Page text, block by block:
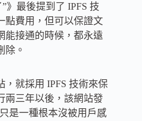
》最後提到了 IPFS 技
點費用，但可以保證文
能接通的時候，都永遠
除。
，就採用 IPFS 技術來保
兩三年以後，該網站發
是一種根本沒被用戶感